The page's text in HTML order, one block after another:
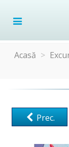
Acasă >
Prec.